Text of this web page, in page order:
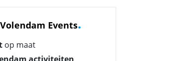
Events.
op maat